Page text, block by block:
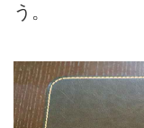
う。